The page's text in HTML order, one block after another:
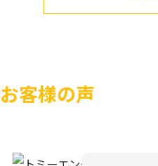
お客様の声